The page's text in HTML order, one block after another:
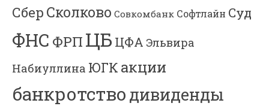
Сбер Сколково Совкомбанк Софтлайн Суд
ФНС ФРП ЦБ ЦФА Эльвира
Набиуллина ЮГК акции
банкротство дивиденды